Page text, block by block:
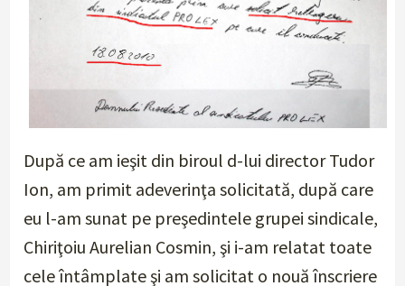
După ce am ieşit din biroul d-lui director Tudor
Ion, am primit adeverinţa solicitată, după care
eu l-am sunat pe preşedintele grupei sindicale,
Chiriţoiu Aurelian Cosmin, şi i-am relatat toate
cele întâmplate şi am solicitat o nouă înscriere